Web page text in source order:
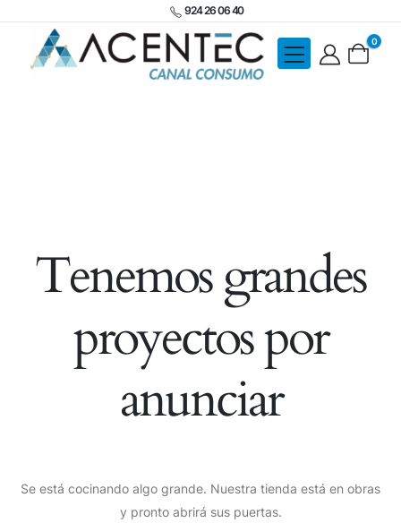
924 26 06 40
0
Tenemos grandes
proyectos por
anunciar
Se está cocinando algo grande. Nuestra tienda está en obras
y pronto abrirá sus puertas.